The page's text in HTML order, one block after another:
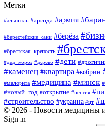
Метки
#алкоголь #аренда #армия
#берестейские_сани #берёза
#брестская_крепость
#дед_мороз #дерево #дети
#каменец #квартира #кобрин
#малорита #медицина #минск
#новый_год #открытие #пенсия
#строительство #украина #цт
© 2026 - Новости медицины и
Sign in